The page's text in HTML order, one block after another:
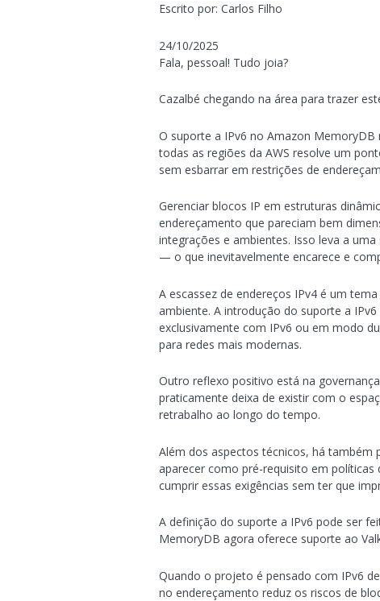
Escrito por: Carlos Filho
24/10/2025
Fala, pessoal! Tudo joia?
Cazalbé chegando na área para trazer
O suporte a IPv6 no Amazon
todas as regiões da AWS resolve um
sem esbarrar em restrições de
Gerenciar blocos IP em estruturas
endereçamento que pareciam bem
integrações e ambientes. Isso leva a
— o que inevitavelmente encarece e
A escassez de endereços IPv4 é um
ambiente. A introdução do suporte a
exclusivamente com IPv6 ou em modo
para redes mais modernas.
Outro reflexo positivo está na
praticamente deixa de existir com o
retrabalho ao longo do tempo.
Além dos aspectos técnicos, há também
aparecer como pré-requisito em políticas
cumprir essas exigências sem ter que
A definição do suporte a IPv6 pode ser
MemoryDB agora oferece suporte ao
Quando o projeto é pensado com IPv6
no endereçamento reduz os riscos de